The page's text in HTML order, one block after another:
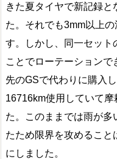
きた夏タイヤで新記録
た。それでも3mm以上
す。しかし、同一セット
ことでローテーション
先のGSで代わりに購入
16716km使用していて
た。このままでは雨が多
たため限界を攻めること
にしました。